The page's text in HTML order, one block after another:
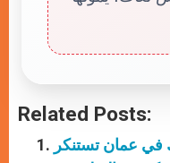
Related Posts:
في عمان تستنكر